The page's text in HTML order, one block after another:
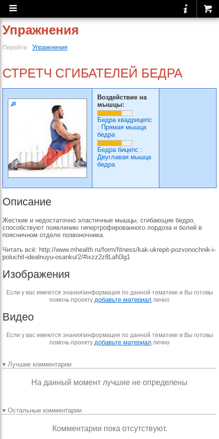
Упражнения
Перейти: Упражнения
СТРЕТЧ СГИБАТЕЛЕЙ БЕДРА
Воздействие на
мышцы:
Бедра квадрицепс
: Прямая мышца
бедра
Бедра бицепс :
Двуглавая мышца
бедра
Описание
Жесткие и недостаточно эластичные мышцы, сгибающие бедро,
способствуют появлению гипертрофированного лордоза и болей в
поясничном отделе позвоночника.
Читать всё: http://www.mhealth.ru/form/fitness/kak-ukrepit-pozvonochnik-i-
poluchit-idealnuyu-osanku/2/#ixzz2z8LaN3g1
Изображения
Если у вас имеются знания\информация по данной тематике и Вы готовы
помочь проекту добавьте материал лично
Видео
Если у вас имеются знания\информация по данной тематике и Вы готовы
помочь проекту добавьте материал лично
▾ Лучшие комментарии
На данный момент лучшие не определены
▾ Остальные комментарии
Комментарии пока отсутствуют.